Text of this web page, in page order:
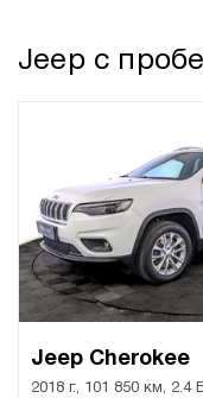
Jeep с
Jeep Cherokee
2018 г., 101 850 км, 2.4